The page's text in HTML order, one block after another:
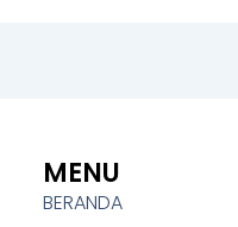
MENU
BERANDA